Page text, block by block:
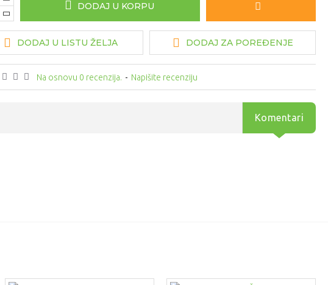
Na osnovu 0 recenzija. - Napišite recenziju
DODAJ U KORPU
DODAJ U LISTU ŽELJA DODAJ ZA POREĐENJE
Komentari